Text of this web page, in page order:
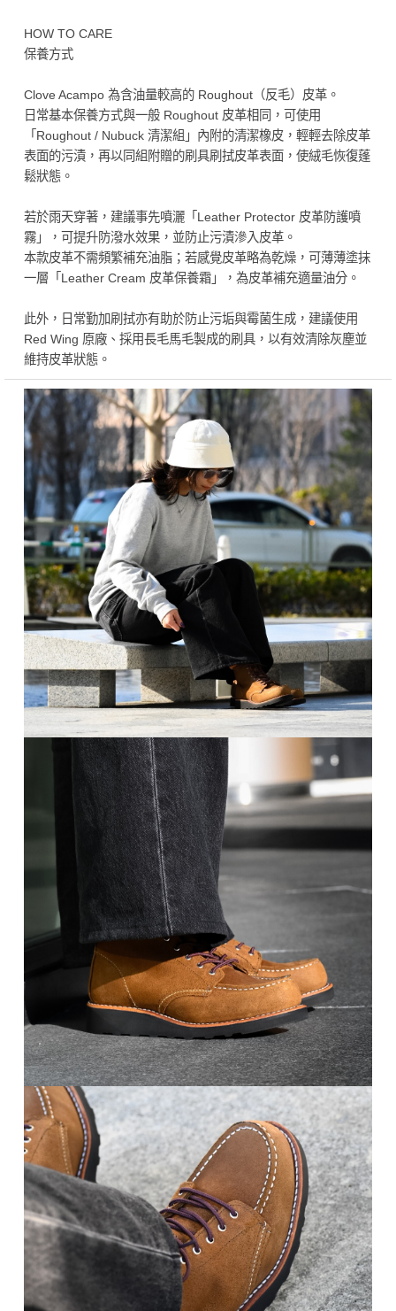
HOW TO CARE
保養方式
Clove Acampo 為含油量較高的 Roughout（反毛）皮革。
日常基本保養方式與一般 Roughout 皮革相同，可使用
「Roughout / Nubuck 清潔組」內附的清潔橡皮，輕輕去除皮革
表面的污漬，再以同組附贈的刷具刷拭皮革表面，使絨毛恢復蓬
鬆狀態。
若於雨天穿著，建議事先噴灑「Leather Protector 皮革防護噴
霧」，可提升防潑水效果，並防止污漬滲入皮革。
本款皮革不需頻繁補充油脂；若感覺皮革略為乾燥，可薄薄塗抹
一層「Leather Cream 皮革保養霜」，為皮革補充適量油分。
此外，日常勤加刷拭亦有助於防止污垢與霉菌生成，建議使用
Red Wing 原廠、採用長毛馬毛製成的刷具，以有效清除灰塵並
維持皮革狀態。